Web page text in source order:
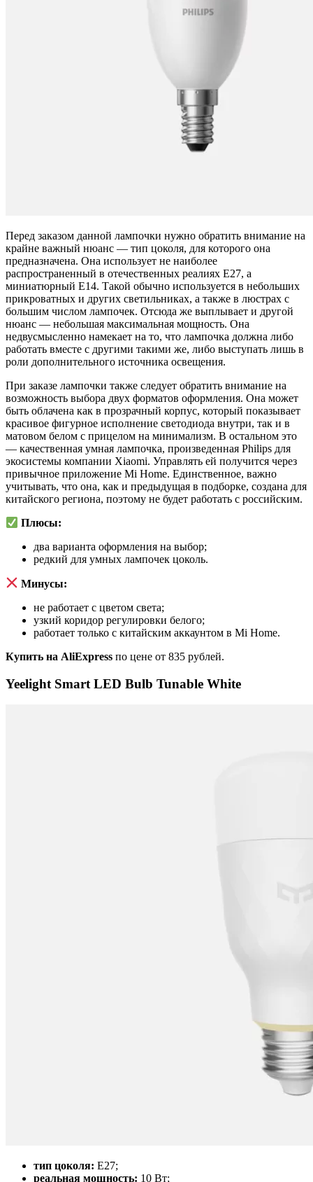
Перед заказом данной лампочки нужно обратить внимание на
крайне важный нюанс — тип цоколя, для которого она
предназначена. Она использует не наиболее
распространенный в отечественных реалиях E27, а
миниатюрный E14. Такой обычно используется в небольших
прикроватных и других светильниках, а также в люстрах с
большим числом лампочек. Отсюда же выплывает и другой
нюанс — небольшая максимальная мощность. Она
недвусмысленно намекает на то, что лампочка должна либо
работать вместе с другими такими же, либо выступать лишь в
роли дополнительного источника освещения.
При заказе лампочки также следует обратить внимание на
возможность выбора двух форматов оформления. Она может
быть облачена как в прозрачный корпус, который показывает
красивое фигурное исполнение светодиода внутри, так и в
матовом белом с прицелом на минимализм. В остальном это
— качественная умная лампочка, произведенная Philips для
экосистемы компании Xiaomi. Управлять ей получится через
привычное приложение Mi Home. Единственное, важно
учитывать, что она, как и предыдущая в подборке, создана для
китайского региона, поэтому не будет работать с российским.
Плюсы:
два варианта оформления на выбор;
редкий для умных лампочек цоколь.
Минусы:
не работает с цветом света;
узкий коридор регулировки белого;
работает только с китайским аккаунтом в Mi Home.
Купить на AliExpress по цене от 835 рублей.
Yeelight Smart LED Bulb Tunable White
тип цоколя: E27;
реальная мощность: 10 Вт;